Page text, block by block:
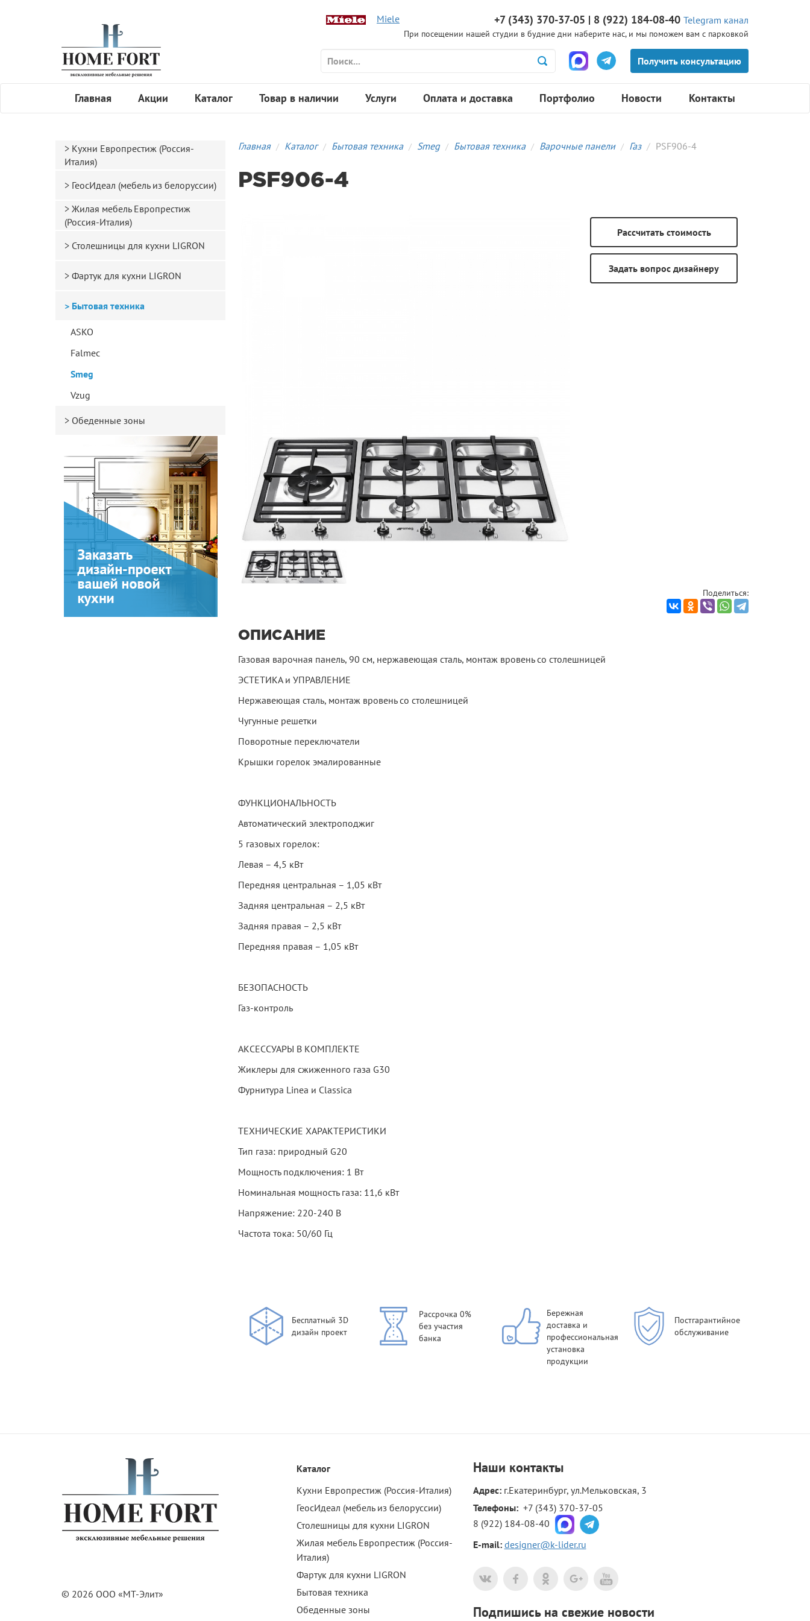
Miele +7 (343) 370-37-05 | 8 (922) 184-08-40 Telegram канал
При посещении нашей студии в будние дни наберите нас, и мы поможем вам с парковкой
Главная Акции Каталог Товар в наличии Услуги Оплата и доставка Портфолио Новости Контакты
Главная Каталог Бытовая техника Smeg Бытовая техника Варочные панели Газ PSF906-4
Кухни Европрестиж (Россия-
Италия)
ГеосИдеал (мебель из белоруссии)
Жилая мебель Европрестиж
(Россия-Италия)
Столешницы для кухни LIGRON
Фартук для кухни LIGRON
Бытовая техника
ASKO
Falmec
Smeg
Vzug
Обеденные зоны
PSF906-4
Поделиться:
ОПИСАНИЕ
Газовая варочная панель, 90 см, нержавеющая сталь, монтаж вровень со столешницей
ЭСТЕТИКА и УПРАВЛЕНИЕ
Нержавеющая сталь, монтаж вровень со столешницей
Чугунные решетки
Поворотные переключатели
Крышки горелок эмалированные
ФУНКЦИОНАЛЬНОСТЬ
Автоматический электроподжиг
5 газовых горелок:
Левая – 4,5 кВт
Передняя центральная – 1,05 кВт
Задняя центральная – 2,5 кВт
Задняя правая – 2,5 кВт
Передняя правая – 1,05 кВт
БЕЗОПАСНОСТЬ
Газ-контроль
АКСЕССУАРЫ В КОМПЛЕКТЕ
Жиклеры для сжиженного газа G30
Фурнитура Linea и Classica
ТЕХНИЧЕСКИЕ ХАРАКТЕРИСТИКИ
Тип газа: природный G20
Мощность подключения: 1 Вт
Номинальная мощность газа: 11,6 кВт
Напряжение: 220-240 В
Частота тока: 50/60 Гц
Бесплатный 3D
дизайн проект
Рассрочка 0%
без участия
банка
Бережная
доставка и
профессиональная
установка
продукции
Постгарантийное
обслуживание
© 2026 ООО «МТ-Элит»
Каталог
Кухни Европрестиж (Россия-Италия)
ГеосИдеал (мебель из белоруссии)
Столешницы для кухни LIGRON
Жилая мебель Европрестиж (Россия-
Италия)
Фартук для кухни LIGRON
Бытовая техника
Обеденные зоны
Наши контакты
Адрес: г.Екатеринбург, ул.Мельковская, 3
Телефоны: +7 (343) 370-37-05
8 (922) 184-08-40
E-mail: designer@k-lider.ru
Подпишись на свежие новости